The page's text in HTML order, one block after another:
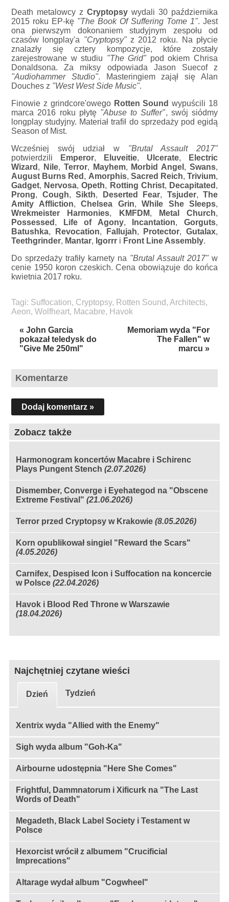
Death metalowcy z Cryptopsy wydali 30 października
2015 roku EP-kę "The Book Of Suffering Tome 1". Jest
ona pierwszym dokonaniem studyjnym zespołu od
czasów longplay'a "Cryptopsy"z 2012 roku. Na płycie
znalazły się cztery kompozycje, które zostały
zarejestrowane w studiu "The Grid"pod okiem Chrisa
Donaldsona. Za miksy odpowiada Jason Suecof z
"Audiohammer Studio". Masteringiem zajął się Alan
Douches z "West West Side Music".
Finowie z grindcore'owego Rotten Sound wypuścili 18
marca 2016 roku płytę "Abuse to Suffer", swój siódmy
longplay studyjny. Materiał trafił do sprzedaży pod egidą
Season of Mist.
Wcześniej swój udział w "Brutal Assault 2017"
potwierdzili
Emperor, Eluveitie, Ulcerate,
Electric
Wizard , Nile, Terror, Mayhem, Morbid Angel , Swans,
August Burns Red , Amorphis, Sacred Reich,Trivium,
Gadget, Nervosa,Opeth, Rotting Christ, Decapitated ,
Prong, Cough,Sikth, Deserted Fear, Tsjuder,The
Amity Affliction,Chelsea Grin,While She Sleeps,
Wrekmeister Harmonies, KMFDM, Metal Church,
Possessed , Life of Agony, Incantation, Gorguts,
Batushka, Revocation, Fallujah, Protector,Gutalax,
Teethgrinder, Mantar, Igorrr i Front Line Assembly.
Do sprzedaży trafiły karnety na "Brutal Assault 2017"w
cenie 1950 koron czeskich. Cena obowiązuje do końca
kwietnia 2017 roku.
Tagi: Suffocation, Cryptopsy, Rotten Sound,Architects,
Aeon,Wolfheart, Macabre, Havok
« John Garcia
pokazał teledysk do
"Give Me 250ml"
Memoriam wyda "For
The Fallen" w
marcu »
Komentarze
Dodaj komentarz »
Zobacz także
Harmonogram koncertów Macabre i Schirenc
Plays Pungent Stench (2.07.2026)
Dismember, Converge i Eyehategod na "Obscene
Extreme Festival" (21.06.2026)
Terror przed Cryptopsy w Krakowie (8.05.2026)
Korn opublikował singiel "Reward the Scars"
(4.05.2026)
Carnifex, Despised Icon i Suffocation na koncercie
w Polsce (22.04.2026)
Havok i Blood Red Throne w Warszawie
(18.04.2026)
Najchętniej czytane wieści
Dzień Tydzień
Xentrix wyda "Allied with the Enemy"
Sigh wyda album "Goh-Ka"
Airbourne udostępnia "Here She Comes"
Frightful, Dammnatorum i Xificurk na "The Last
Words of Death"
Megadeth, Black Label Society i Testament w
Polsce
Hexorcist wrócił z albumem "Crucificial
Imprecations"
Altarage wydał album "Cogwheel"